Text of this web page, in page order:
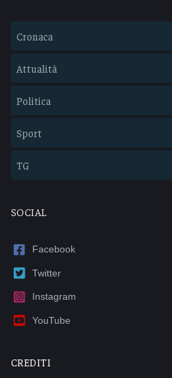
Cronaca
Attualità
Politica
Sport
TG
SOCIAL
Facebook
Twitter
Instagram
YouTube
CREDITI